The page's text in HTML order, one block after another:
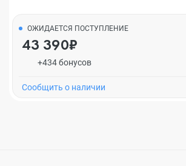
ОЖИДАЕТСЯ ПОСТУПЛЕНИЕ
43 390₽
+434 бонусов
Cообщить о наличии